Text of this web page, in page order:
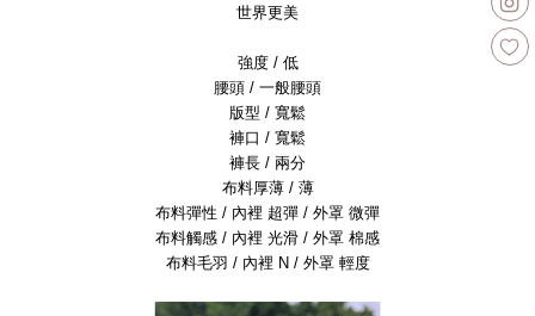
世界更美
強度 / 低
腰頭 / 一般腰頭
版型 / 寬鬆
褲口 / 寬鬆
褲長 / 兩分
布料厚薄 / 薄
布料彈性 / 內裡 超彈 / 外罩 微彈
布料觸感 / 內裡 光滑 / 外罩 棉感
布料毛羽 / 內裡 N / 外罩 輕度